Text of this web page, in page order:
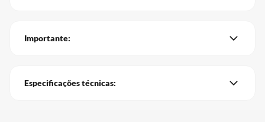
Importante:
Especificações técnicas: